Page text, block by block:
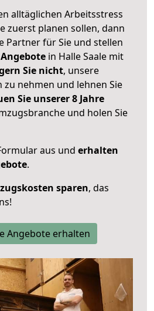
alltäglichen Arbeitsstress
zuerst planen sollen, dann
Partner für Sie und stellen
in Halle Saale mit
Sie nicht, unsere
zu nehmen und lehnen Sie
Sie unserer 8 Jahre
und holen Sie
aus und erhalten
.
sparen, das
Angebote erhalten